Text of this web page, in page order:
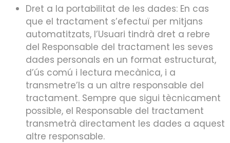
Dret a la portabilitat de les dades: En cas
que el tractament s’efectuï per mitjans
automatitzats, l’Usuari tindrà dret a rebre
del Responsable del tractament les seves
dades personals en un format estructurat,
d’ús comú i lectura mecànica, i a
transmetre’ls a un altre responsable del
tractament. Sempre que sigui tècnicament
possible, el Responsable del tractament
transmetrà directament les dades a aquest
altre responsable.